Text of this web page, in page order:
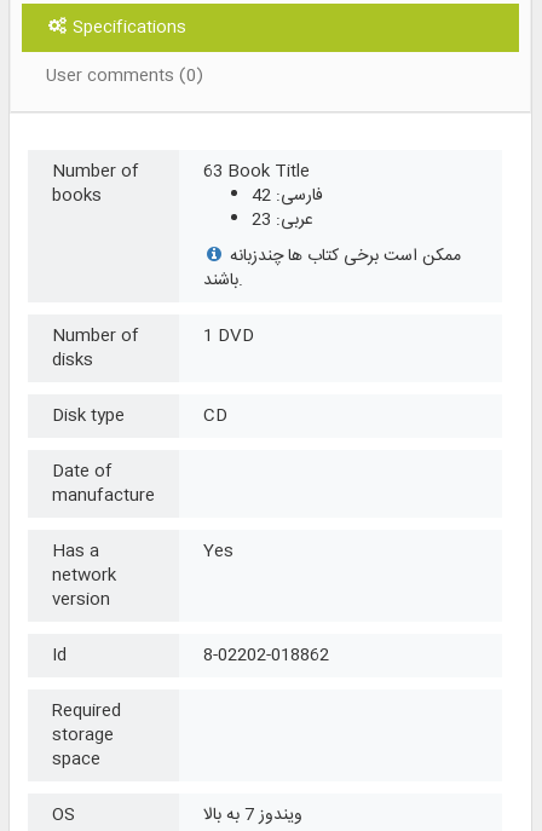
Specifications
User comments (0)
Number of
books
63 Book Title
فارسی: 42
عربی: 23
باشند.
Number of
disks
1 DVD
Disk type
CD
Date of
manufacture
Has a
network
version
Yes
Id
8-02202-018862
Required
storage
space
OS
ویندوز 7 به بالا